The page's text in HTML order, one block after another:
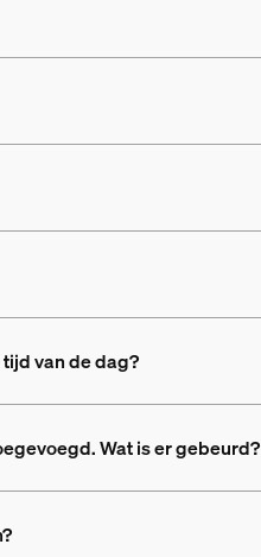
van de dag?
Wat is er gebeurd?